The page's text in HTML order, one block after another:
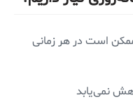
است در هر زمانی
نمی‌یابد